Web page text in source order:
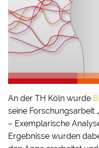
An der TH Köln wurde
seine Forschungsarbeit „
– Exemplarische
Ergebnisse wurden